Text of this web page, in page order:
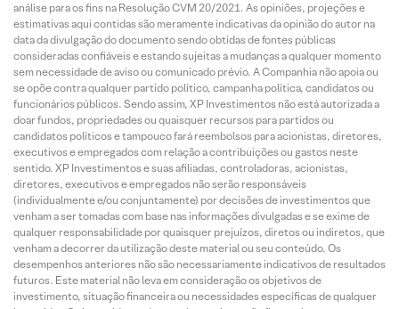
análise para os fins na Resolução CVM 20/2021. As opiniões, projeções e
estimativas aqui contidas são meramente indicativas da opinião do autor na
data da divulgação do documento sendo obtidas de fontes públicas
consideradas confiáveis e estando sujeitas a mudanças a qualquer momento
sem necessidade de aviso ou comunicado prévio. A Companhia não apoia ou
se opõe contra qualquer partido político, campanha política, candidatos ou
funcionários públicos. Sendo assim, XP Investimentos não está autorizada a
doar fundos, propriedades ou quaisquer recursos para partidos ou
candidatos políticos e tampouco fará reembolsos para acionistas, diretores,
executivos e empregados com relação a contribuições ou gastos neste
sentido. XP Investimentos e suas afiliadas, controladoras, acionistas,
diretores, executivos e empregados não serão responsáveis
(individualmente e/ou conjuntamente) por decisões de investimentos que
venham a ser tomadas com base nas informações divulgadas e se exime de
qualquer responsabilidade por quaisquer prejuízos, diretos ou indiretos, que
venham a decorrer da utilização deste material ou seu conteúdo. Os
desempenhos anteriores não são necessariamente indicativos de resultados
futuros. Este material não leva em consideração os objetivos de
investimento, situação financeira ou necessidades específicas de qualquer